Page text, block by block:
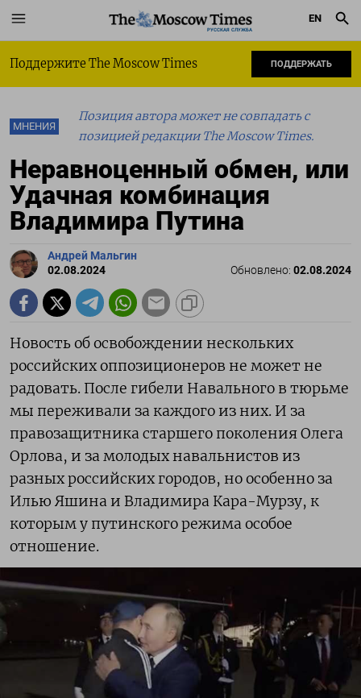
РУССКАЯ СЛУЖБА
EN
Поддержите The Moscow Times ПОДДЕРЖАТЬ
МНЕНИЯ
Позиция автора может не совпадать с
позицией редакции The Moscow Times.
Неравноценный обмен, или
Удачная комбинация
Владимира Путина
Андрей Мальгин
02.08.2024
Обновлено: 02.08.2024
Новость об освобождении нескольких
российских оппозиционеров не может не
радовать. После гибели Навального в тюрьме
мы переживали за каждого из них. И за
правозащитника старшего поколения Олега
Орлова, и за молодых навальнистов из
разных российских городов, но особенно за
Илью Яшина и Владимира Кара-Мурзу, к
которым у путинского режима особое
отношение.